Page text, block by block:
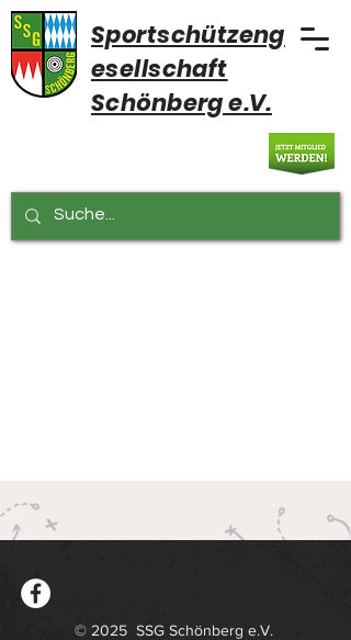
Sportschützeng
esellschaft
Schönberg e.V.
© 2025 SSG Schönberg e.V.